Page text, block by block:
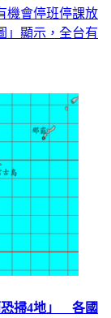
機會停班停課放
」顯示，全台有
恐掃4地」 各國